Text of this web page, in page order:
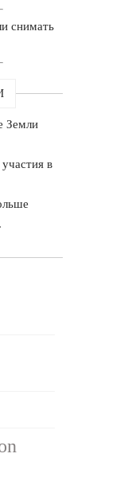
снимать
Земли
в